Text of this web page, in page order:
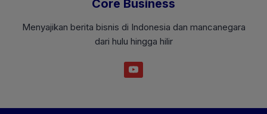
Core Business
Menyajikan berita bisnis di Indonesia dan mancanegara
dari hulu hingga hilir